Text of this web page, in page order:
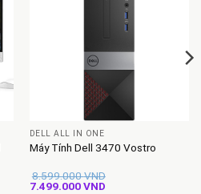
DELL ALL IN ONE
Máy Tính Dell 3470 Vostro
8.599.000VND
Giá
7.499.000VNDGiá